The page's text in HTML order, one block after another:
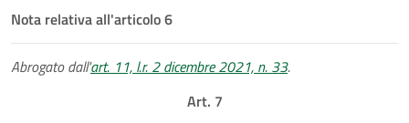
Nota relativa all'articolo 6
Abrogato dall'art. 11, l.r. 2 dicembre 2021, n. 33.
Art. 7